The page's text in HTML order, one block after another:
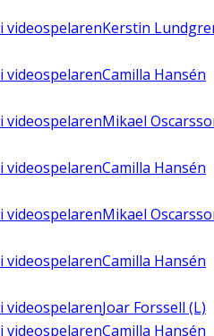
i videospelarenKerstin
i videospelarenCamilla Hansén
i videospelarenMikael
i videospelarenCamilla Hansén
i videospelarenMikael
i videospelarenCamilla Hansén
i videospelarenJoar Forssell (L)
i videospelarenCamilla Hansén